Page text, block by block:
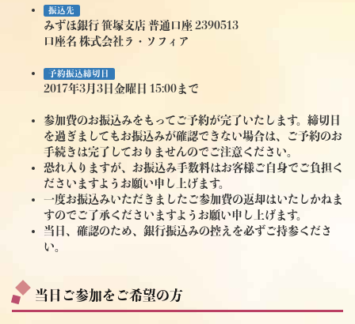
振込先
みずほ銀行 笹塚支店 普通口座 2390513
口座名 株式会社ラ・ソフィア
予約振込締切日
2017年3月3日金曜日 15:00まで
参加費のお振込みをもってご予約が完了いたします。締切日
を過ぎましてもお振込みが確認できない場合は、ご予約のお
手続きは完了しておりませんのでご注意ください。
恐れ入りますが、お振込み手数料はお客様ご自身でご負担く
ださいますようお願い申し上げます。
一度お振込みいただきましたご参加費の返却はいたしかねま
すのでご了承くださいますようお願い申し上げます。
当日、確認のため、銀行振込みの控えを必ずご持参くださ
い。
当日ご参加をご希望の方